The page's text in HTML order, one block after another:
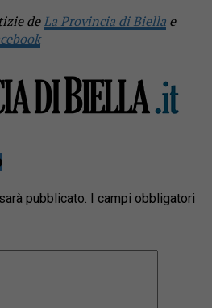
deLa Provincia di Biella e
pubblicato. I campi obbligatori